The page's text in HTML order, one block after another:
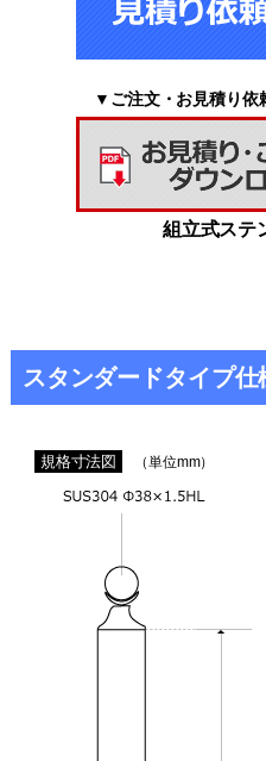
▼ご注文・お見積り依
組立式ステ
スタンダードタイプ仕
規格寸法図 （単位mm）